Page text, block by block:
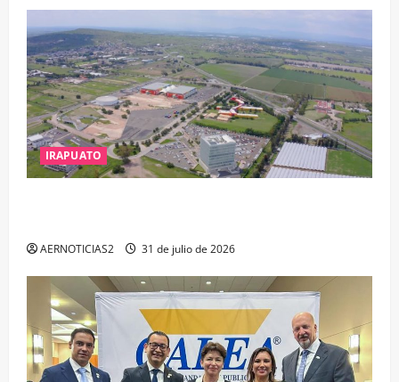
IRAPUATO
AERNOTICIAS2 31 de julio de 2026